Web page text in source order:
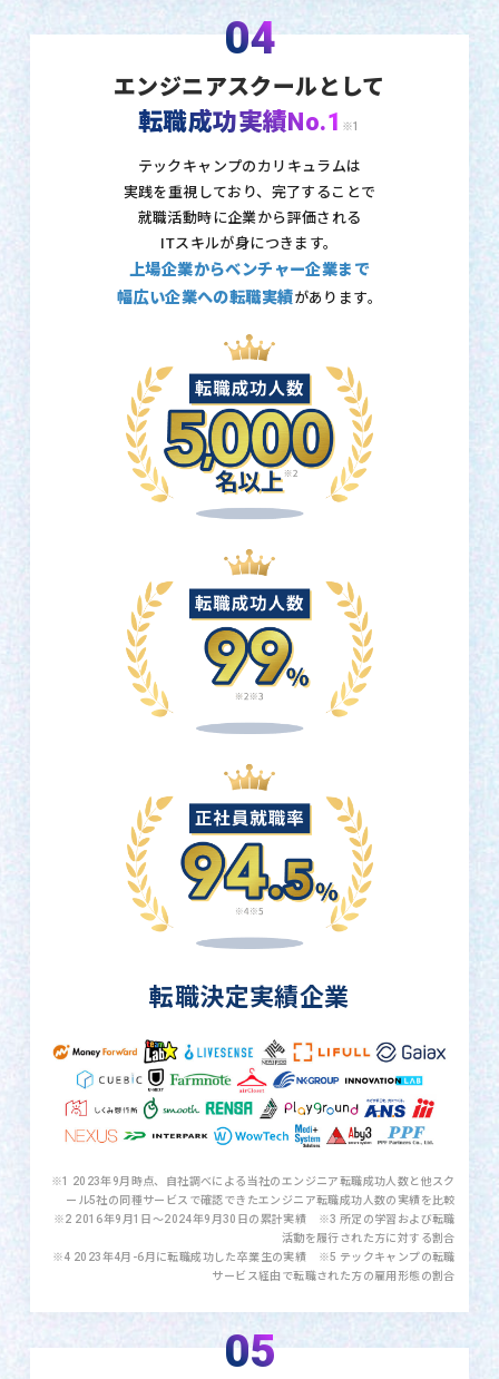
04
エンジニアスクールとして
転職成功実績No.1 ※1
テックキャンプのカリキュラムは
実践を重視しており、 完了することで
就職活動時に企業から評価される
ITスキルが身につきます。
上場企業からベンチャー企業まで
幅広い企業への転職実績があります。
転職決定実績企業
※1 2023年9月時点、自社調べによる当社のエンジニア転職成功人数と他スク
ール5社の同種サービスで確認できたエンジニア転職成功人数の実績を比較
※2 2016年9月1日〜2024年9月30日の累計実績 ※3 所定の学習および転職
活動を履行された方に対する割合
※4 2023年4月-6月に転職成功した卒業生の実績 ※5 テックキャンプの転職
サービス経由で転職された方の雇用形態の割合
05